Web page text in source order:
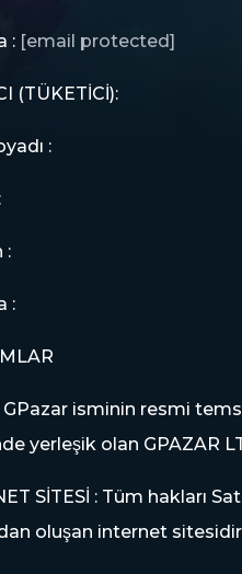
: [email protected]
(TÜKETİCİ):
:
:
:
GPazar isminin resmi
yerleşik olan GPAZAR
SİTESİ : Tüm hakları
oluşan internet